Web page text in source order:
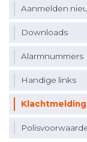
Aanmelden
Downloads
Alarmnummers
Handige links
Klachtmelding